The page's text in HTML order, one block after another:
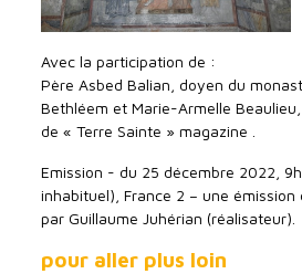
Avec la participation de :
Père Asbed Balian, doyen du
Bethléem et Marie-Armelle
de « Terre Sainte » magazine .
Emission - du 25 décembre 2022,
inhabituel), France 2 – une
par Guillaume Juhérian (réalisateur).
pour aller plus loin